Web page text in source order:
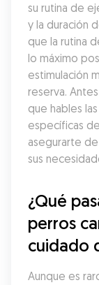
su rutina de
y la duración
que la rutina
lo máximo
estimulación
reserva.
que hables
específicas
asegurarte
sus
¿Qué
perros
cuidado
Aunque es